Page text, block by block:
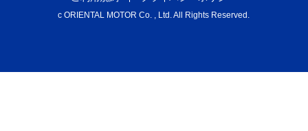
c ORIENTAL MOTOR Co. , Ltd. All Rights Reserved.